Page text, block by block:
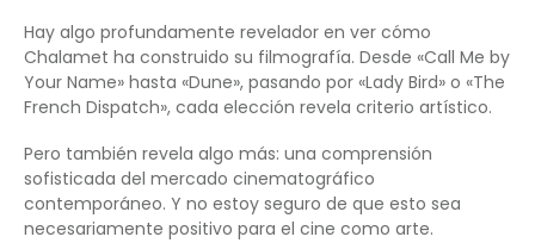
Hay algo profundamente revelador en ver cómo
Chalamet ha construido su filmografía. Desde «Call Me by
Your Name» hasta «Dune», pasando por «Lady Bird» o «The
French Dispatch», cada elección revela criterio artístico.
Pero también revela algo más: una comprensión
sofisticada del mercado cinematográfico
contemporáneo. Y no estoy seguro de que esto sea
necesariamente positivo para el cine como arte.